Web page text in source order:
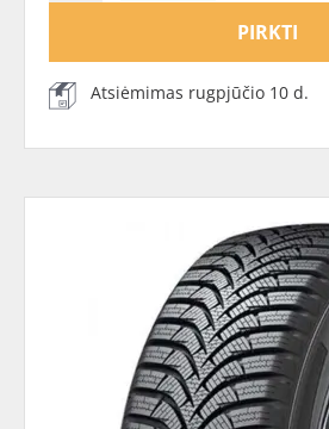
PIRKTI
Atsiėmimas rugpjūčio 10 d.